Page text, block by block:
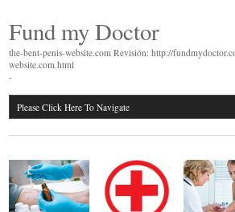
Fund my Doctor
the-bent-penis-website.com Revisión: http://
website.com.html
-